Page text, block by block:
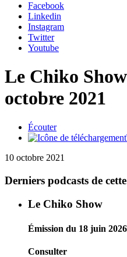
Facebook
Linkedin
Instagram
Twitter
Youtube
Le Chiko Show
octobre 2021
Écouter
10 octobre 2021
Derniers podcasts de
Le Chiko Show
Émission du 18 juin 2026
Consulter